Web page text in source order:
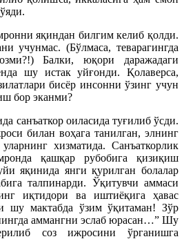
яқиндан билгим келиб қолди.
учунмас. (Бўлмаса, теварагингда
Балки, юқори даражадаги
шу истак уйғонди. Қолаверса,
бисёр инсонни ўзинг учун
бор эканми?
санъаткор оиласида туғилиб ўсди.
билан воҳага танилган, элнинг
хизматида. Санъаткорлик
қашқар рубобига қизиқиш
яқинида янги қурилган болалар
талпинарди. Ўқитувчи аммаси
иқтидори ва иштиёқига ҳавас
шу мактабда ўзим ўқитаман! Зўр
аммангни эслаб юрасан…” Шу
соз ижросини ўрганишга